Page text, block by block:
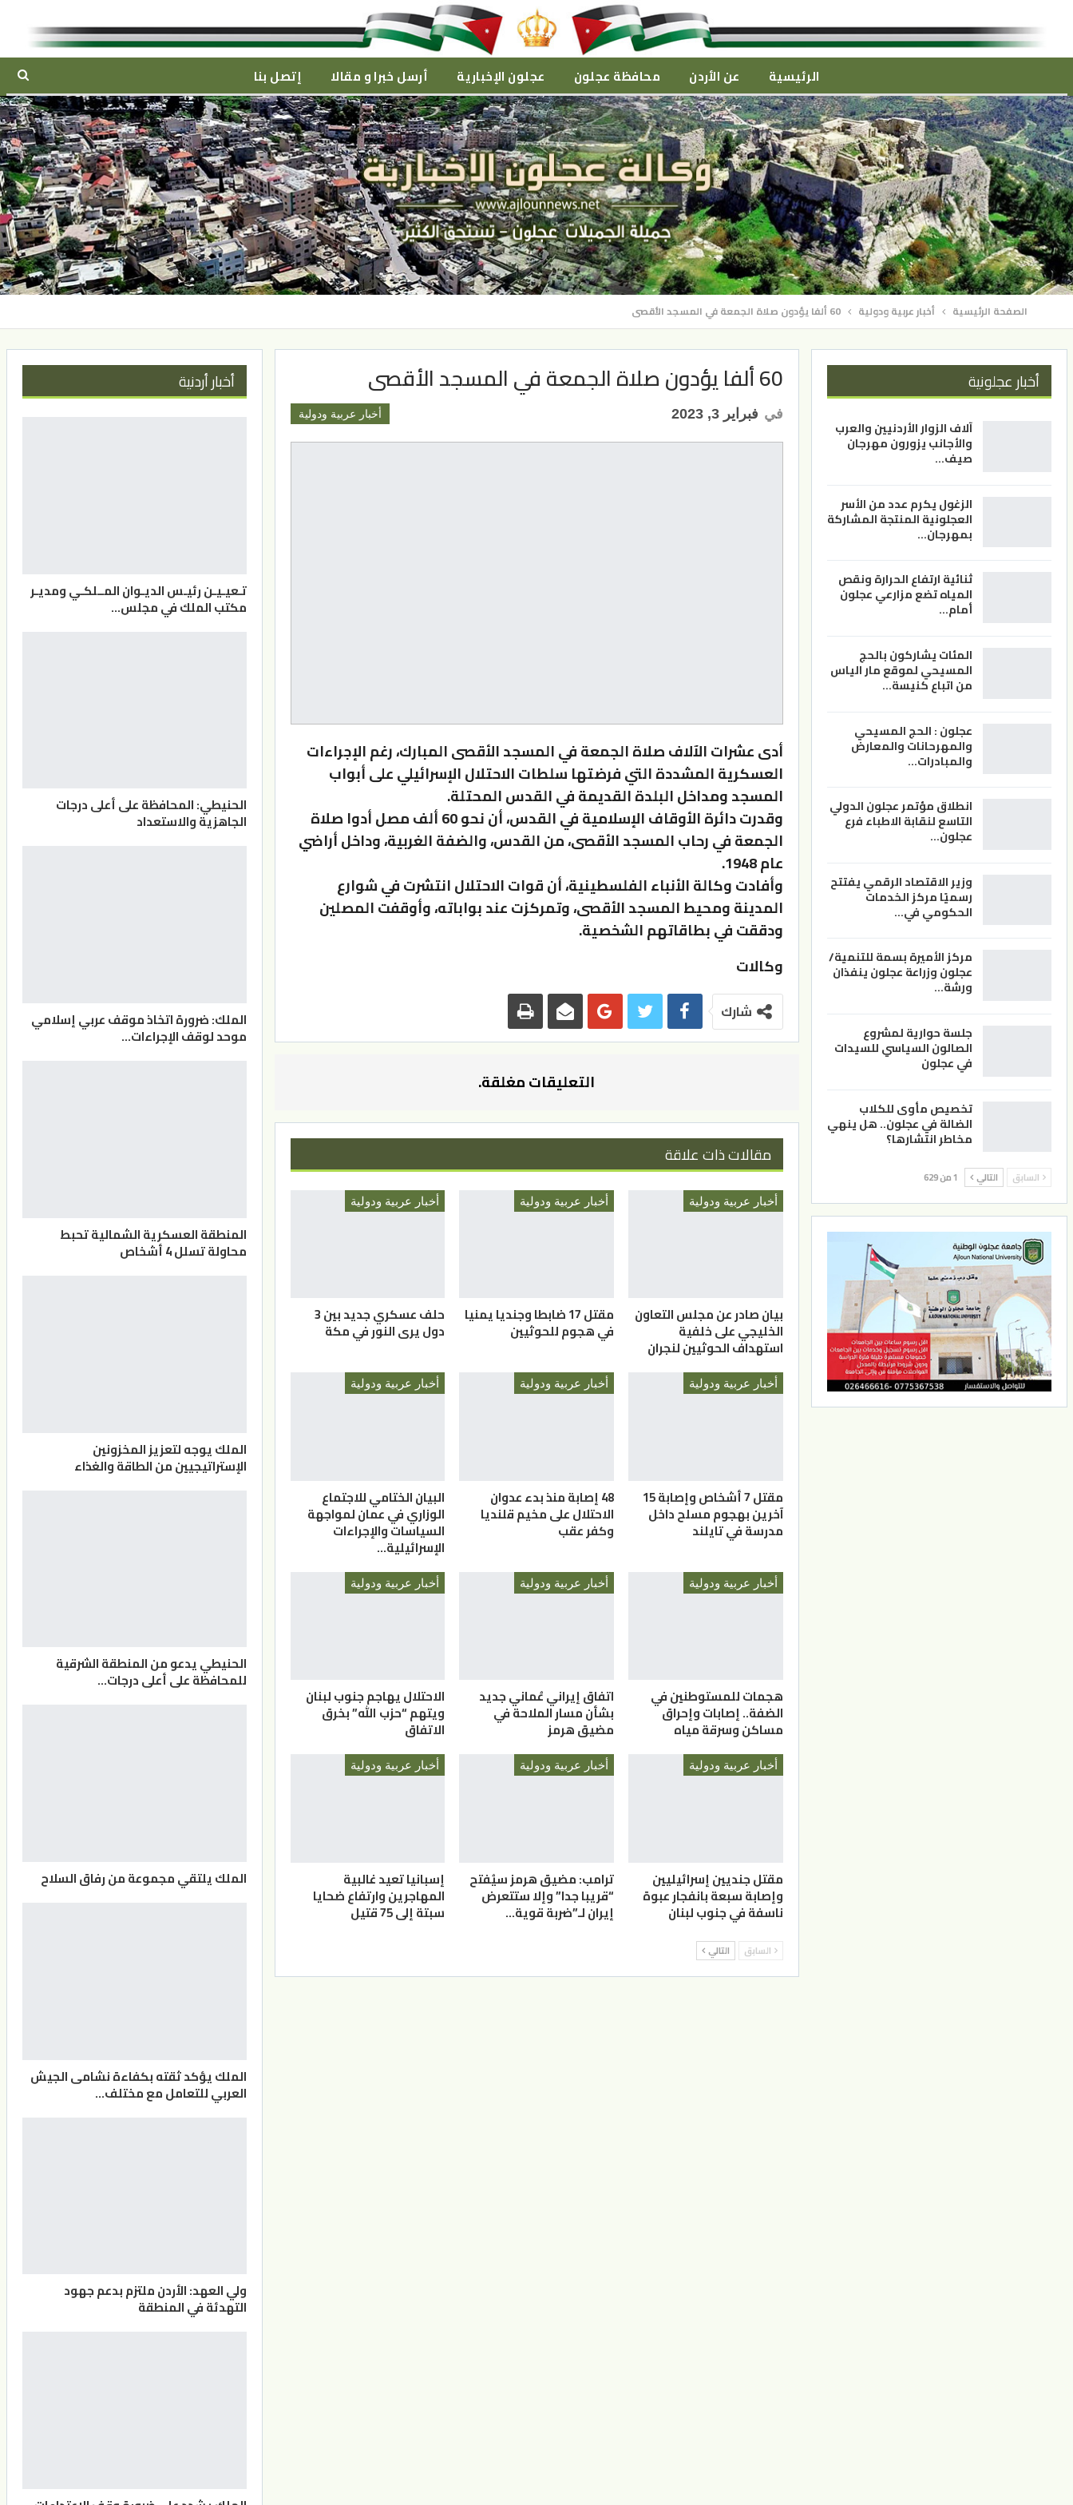
الرئيسية عن الأردن محافظة عجلون عجلون الإخبارية أرسل خبرا و مقالا إتصل بنا
الصفحة الرئيسية أخبار عربية ودولية 60 ألفا يؤدون صلاة الجمعة في المسجد الأقصى
60 ألفا يؤدون صلاة الجمعة في المسجد الأقصى
أخبار عربية ودولية في فبراير 3, 2023
أدى عشرات الآلاف صلاة الجمعة في المسجد الأقصى المبارك، رغم الإجراءات
العسكرية المشددة التي فرضتها سلطات الاحتلال الإسرائيلي على أبواب
المسجد ومداخل البلدة القديمة في القدس المحتلة.
وقدرت دائرة الأوقاف الإسلامية في القدس، أن نحو 60 ألف مصل أدوا صلاة
الجمعة في رحاب المسجد الأقصى، من القدس، والضفة الغربية، وداخل أراضي
عام 1948.
وأفادت وكالة الأنباء الفلسطينية، أن قوات الاحتلال انتشرت في شوارع
المدينة ومحيط المسجد الأقصى، وتمركزت عند بواباته، وأوقفت المصلين
ودققت في بطاقاتهم الشخصية.
وكالات
شارك
التعليقات مغلقة.
مقالات ذات علاقة
أخبار عربية ودولية
بيان صادر عن مجلس التعاون
الخليجي على خلفية
استهداف الحوثيين لنجران
أخبار عربية ودولية
مقتل 17 ضابطا وجنديا يمنيا
في هجوم للحوثيين
أخبار عربية ودولية
حلف عسكري جديد بين 3
دول يرى النور في مكة
أخبار عربية ودولية
مقتل 7 أشخاص وإصابة 15
آخرين بهجوم مسلح داخل
مدرسة في تايلند
أخبار عربية ودولية
48 إصابة منذ بدء عدوان
الاحتلال على مخيم قلنديا
وكفر عقب
أخبار عربية ودولية
البيان الختامي للاجتماع
الوزاري في عمان لمواجهة
السياسات والإجراءات
الإسرائيلية…
أخبار عربية ودولية
هجمات للمستوطنين في
الضفة.. إصابات وإحراق
مساكن وسرقة مياه
أخبار عربية ودولية
اتفاق إيراني عُماني جديد
بشأن مسار الملاحة في
مضيق هرمز
أخبار عربية ودولية
الاحتلال يهاجم جنوب لبنان
ويتهم “حزب الله” بخرق
الاتفاق
أخبار عربية ودولية
مقتل جنديين إسرائيليين
وإصابة سبعة بانفجار عبوة
ناسفة في جنوب لبنان
أخبار عربية ودولية
ترامب: مضيق هرمز سيُفتح
“قريبا جدا” وإلا ستتعرض
إيران لـ”ضربة قوية…
أخبار عربية ودولية
إسبانيا تعيد غالبية
المهاجرين وارتفاع ضحايا
سبتة إلى 75 قتيل
السابق التالي
أخبار عجلونية
آلاف الزوار الأردنيين والعرب
والأجانب يزورون مهرجان
صيف…
الزغول يكرم عدد من الأسر
العجلونية المنتجة المشاركة
بمهرجان…
ثنائية ارتفاع الحرارة ونقص
المياه تضع مزارعي عجلون
أمام…
المئات يشاركون بالحج
المسيحي لموقع مار الياس
من اتباع كنيسة…
عجلون : الحج المسيحي
والمهرحانات والمعارض
والمبادرات…
انطلاق مؤتمر عجلون الدولي
التاسع لنقابة الاطباء فرع
عجلون…
وزير الاقتصاد الرقمي يفتتح
رسميًا مركز الخدمات
الحكومي في…
مركز الأميرة بسمة للتنمية/
عجلون وزراعة عجلون ينفذان
ورشة…
جلسة حوارية لمشروع
الصالون السياسي للسيدات
في عجلون
تخصيص مأوى للكلاب
الضالة في عجلون.. هل ينهي
مخاطر انتشارها؟
السابق التالي 1 من 629
أخبار أردنية
تـعيـيـن رئيـس الديـوان المــلكـي ومديـر
مكتب الملك في مجلس…
الحنيطي: المحافظة على أعلى درجات
الجاهزية والاستعداد
الملك: ضرورة اتخاذ موقف عربي إسلامي
موحد لوقف الإجراءات…
المنطقة العسكرية الشمالية تحبط
محاولة تسلل 4 أشخاص
الملك يوجه لتعزيز المخزونين
الإستراتيجيين من الطاقة والغذاء
الحنيطي يدعو من المنطقة الشرقية
للمحافظة على أعلى درجات…
الملك يلتقي مجموعة من رفاق السلاح
الملك يؤكد ثقته بكفاءة نشامى الجيش
العربي للتعامل مع مختلف…
ولي العهد: الأردن ملتزم بدعم جهود
التهدئة في المنطقة